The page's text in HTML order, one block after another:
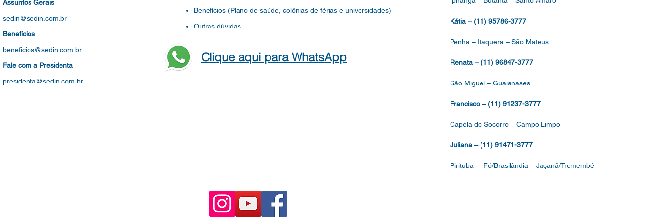
Assuntos Gerais
sedin@sedin.com.br
Benefícios
beneficios@sedin.com.br
Fale com a Presidenta
presidenta@sedin.com.br
Benefícios (Plano de saúde, colônias de férias e universidades)
Outras dúvidas
Clique aqui para WhatsApp
Kátia – (11) 95786-3777
Penha – Itaquera – São Mateus
Renata – (11) 96847-3777
São Miguel – Guaianases
Francisco – (11) 91237-3777
Capela do Socorro – Campo Limpo
Juliana – (11) 91471-3777
Pirituba – Fó/Brasilândia – Jaçanã/Tremembé